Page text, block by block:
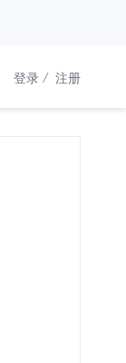
登录 / 注册